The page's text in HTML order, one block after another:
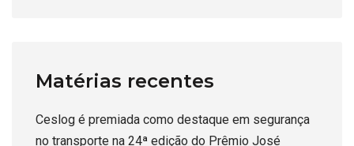
Matérias recentes
Ceslog é premiada como destaque em segurança
no transporte na 24ª edição do Prêmio José